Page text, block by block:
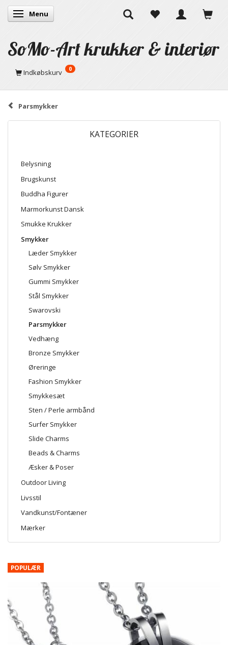
Skifte navigation
Menu
SoMo-Art krukker & interiør
Indkøbskurv 0
Parsmykker
KATEGORIER
Belysning
Brugskunst
Buddha Figurer
Marmorkunst Dansk
Smukke Krukker
Smykker
Læder Smykker
Sølv Smykker
Gummi Smykker
Stål Smykker
Swarovski
Parsmykker
Vedhæng
Bronze Smykker
Øreringe
Fashion Smykker
Smykkesæt
Sten / Perle armbånd
Surfer Smykker
Slide Charms
Beads & Charms
Æsker & Poser
Outdoor Living
Livsstil
Vandkunst/Fontæner
Mærker
POPULÆR